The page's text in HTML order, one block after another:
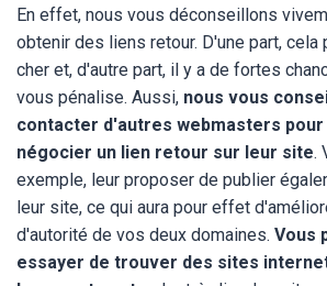
En effet, nous vous déconseillons
obtenir des liens retour. D'une part, cela
cher et, d'autre part, il y a de fortes
vous pénalise. Aussi, nous vous
contacter d'autres webmasters pour
négocier un lien retour sur leur site.
exemple, leur proposer de publier
leur site, ce qui aura pour effet
d'autorité de vos deux domaines. Vous
essayer de trouver des sites